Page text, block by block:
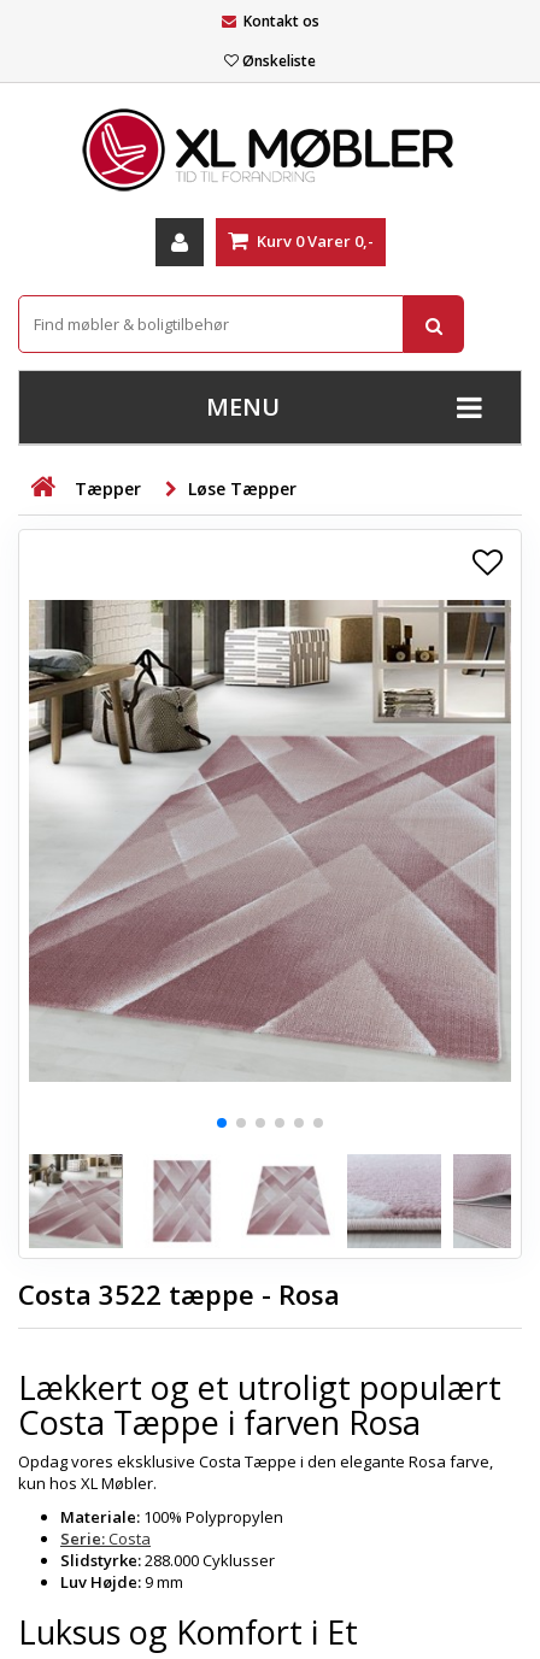
Kontakt os
Ønskeliste
Kurv 0Varer 0,-
MENU
+
STUE
+
+
SOVEVÆRELSE
+
KONTORMØBLER
+
OPBEVARING
+
TÆPPER
+
+
ENTREMØBLER
+
HAVEMØBLER
OUTLET
Tæpper Løse Tæpper
Costa 3522 tæppe - Rosa
Lækkert og et utroligt populært
Costa Tæppe i farven Rosa
Opdag vores eksklusive Costa Tæppe i den elegante Rosa farve,
kun hos XL Møbler.
Materiale: 100% Polypropylen
Serie:Costa
Slidstyrke:288.000 Cyklusser
Luv Højde:9 mm
Luksus og Komfort i Et